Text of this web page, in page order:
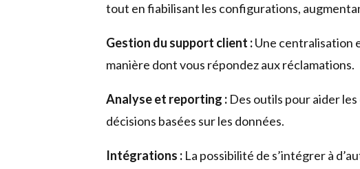
tout en fiabilisant les configurations,
Gestion du support client :Une centralisation
manière dont vous répondez aux réclamations.
Analyse et reporting : Des outils pour aider
décisions basées sur les données.
Intégrations : La possibilité de s’intégrer à